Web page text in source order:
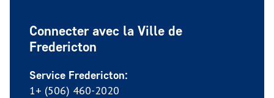
Connecter avec la Ville de
Fredericton
Service Fredericton:
1+ (506) 460-2020